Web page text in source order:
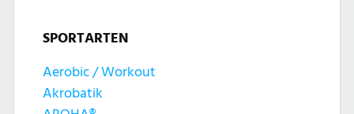
SPORTARTEN
Aerobic / Workout
Akrobatik